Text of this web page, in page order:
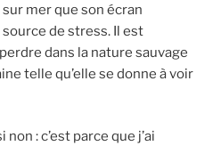
mer que son écran
de stress. Il est
dans la nature sauvage
telle qu’elle se donne à voir
: c’est parce que j’ai